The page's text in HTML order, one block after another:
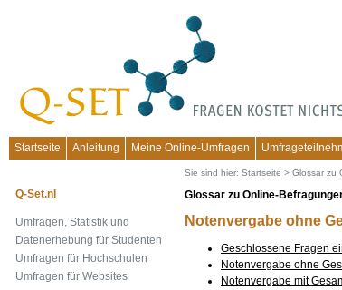
Startseite
Anleitung Meine Online-Umfragen
Sie sind hier: Startseite > Glossar zu
Glossar zu Online-
Notenvergabe ohne
Geschlossene Fragen
Notenvergabe ohne
Notenvergabe mit
Q-Set.nl
Umfragen, Statistik und
Datenerhebung für Studenten
Umfragen für Hochschulen
Umfragen für Websites